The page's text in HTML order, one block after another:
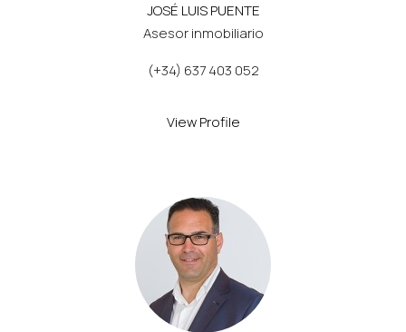
JOSÉ LUIS PUENTE
Asesor inmobiliario
(+34) 637 403 052
View Profile